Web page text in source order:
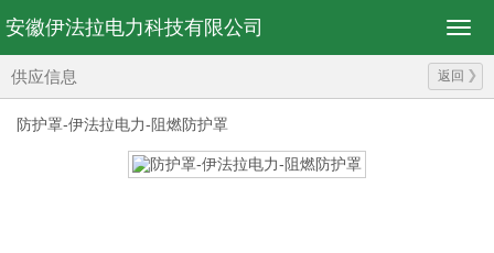
安徽伊法拉电力科技有限公司
供应信息 返回
防护罩-伊法拉电力-阻燃防护罩